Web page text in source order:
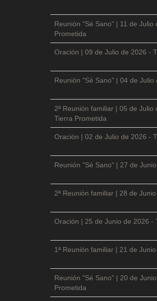
Reunión "Sé Sano" | 11 de
Prometida
Oración | 09 de Julio de 2026 -
Reunión "Sé Sano" | 04 de
2ª Reunión familiar | 05 de
Tierra Prometida
Oración | 02 de Julio de 2026 -
Reunión "Sé Sano" | 27 de
2ª Reunión familiar | 28 de
Oración | 25 de Junio de 2026 -
1ª Reunión familiar | 21 de
Reunión "Sé Sano" | 20 de
Prometida